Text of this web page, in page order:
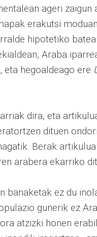
ageri zaigun
erakutsi
hipotetiko
Araba
eta hegoaldeago ere
dira, eta
dituen
Berak
arabera ekarriko
banaketak ez du
gunerik ez
atzizki honen